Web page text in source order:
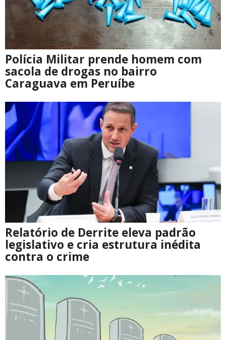
Polícia Militar prende homem com
sacola de drogas no bairro
Caraguava em Peruíbe
Relatório de Derrite eleva padrão
legislativo e cria estrutura inédita
contra o crime